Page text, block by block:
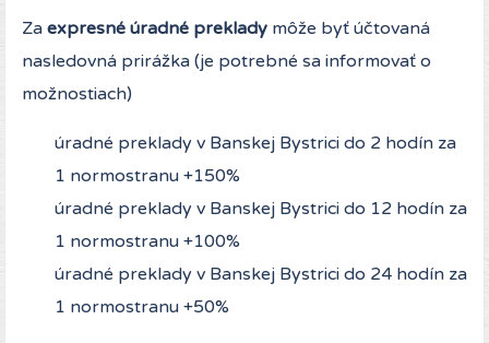
Za expresné úradné preklady môže byť účtovaná
nasledovná prirážka (je potrebné sa informovať o
možnostiach)
úradné preklady v Banskej Bystrici do 2 hodín za
1 normostranu +150%
úradné preklady v Banskej Bystrici do 12 hodín za
1 normostranu +100%
úradné preklady v Banskej Bystrici do 24 hodín za
1 normostranu +50%